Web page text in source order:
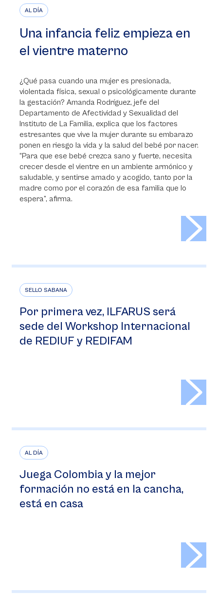
AL DÍA
Una infancia feliz empieza en
el vientre materno
¿Qué pasa cuando una mujer es presionada,
violentada física, sexual o psicológicamente durante
la gestación? Amanda Rodríguez, jefe del
Departamento de Afectividad y Sexualidad del
Instituto de La Familia, explica que los factores
estresantes que vive la mujer durante su embarazo
ponen en riesgo la vida y la salud del bebé por nacer.
“Para que ese bebé crezca sano y fuerte, necesita
crecer desde el vientre en un ambiente armónico y
saludable, y sentirse amado y acogido, tanto por la
madre como por el corazón de esa familia que lo
espera”, afirma.
SELLO SABANA
Por primera vez, ILFARUS será
sede del Workshop Internacional
de REDIUF y REDIFAM
AL DÍA
Juega Colombia y la mejor
formación no está en la cancha,
está en casa